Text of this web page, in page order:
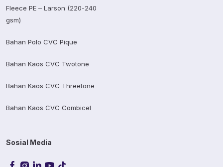
Fleece PE – Larson (220-240
gsm)
Bahan Polo CVC Pique
Bahan Kaos CVC Twotone
Bahan Kaos CVC Threetone
Bahan Kaos CVC Combicel
Sosial Media